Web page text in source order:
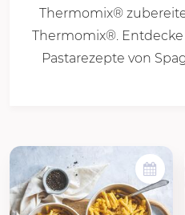
Thermomix®
Thermomix®.
Pastarezepte von